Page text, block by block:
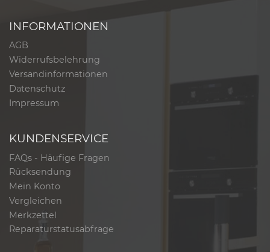
INFORMATIONEN
AGB
Widerrufsbelehrung
Versandinformationen
Datenschutz
Impressum
KUNDENSERVICE
FAQs - Häufige Fragen
Rücksendung
Mein Konto
Vergleichen
Merkzettel
Reparaturstatusabfrage